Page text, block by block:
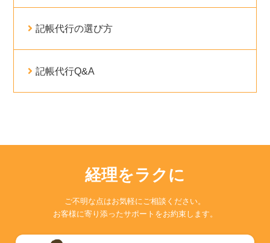
記帳代行の選び方
記帳代行Q&A
経理をラクに
ご不明な点はお気軽にご相談ください。
お客様に寄り添ったサポートをお約束します。